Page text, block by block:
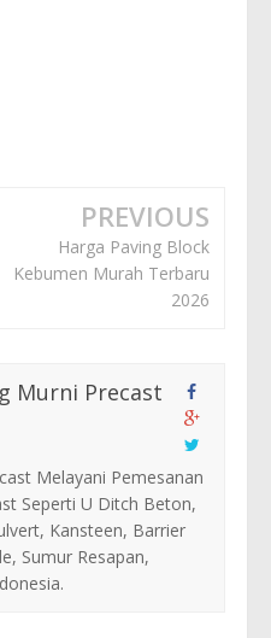
PREVIOUS
Harga Paving Block
Kebumen Murah Terbaru
2026
Murni Precast
Melayani Pemesanan
Seperti U Ditch Beton,
Kansteen, Barrier
Sumur Resapan,